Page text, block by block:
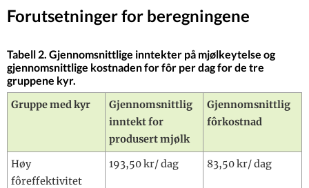
Forutsetninger for beregningene
Tabell 2. Gjennomsnittlige inntekter på mjølkeytelse og
gjennomsnittlige kostnaden for fôr per dag for de tre
gruppene kyr.
Gruppe med kyr
Gjennomsnittlig
inntekt for
produsert mjølk
Gjennomsnittlig
fôrkostnad
Høy
fôreffektivitet
193,50 kr/ dag 83,50 kr/ dag